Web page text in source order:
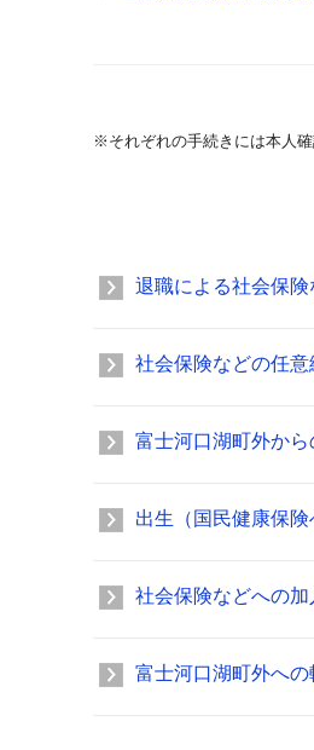
※それぞれの手続きには本人
退職による社会保険
社会保険などの任
富士河口湖町外から
出生（国民健康保険
社会保険などへの加
富士河口湖町外への